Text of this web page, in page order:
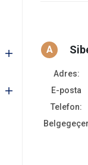
A
Adres:
E-posta
Telefon:
Belgegeçer